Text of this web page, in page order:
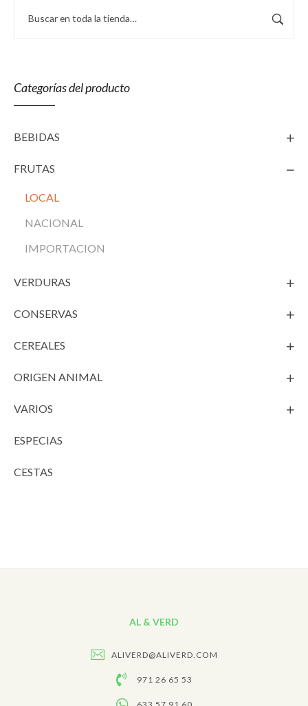
Categorías del producto
BEBIDAS
FRUTAS
LOCAL
NACIONAL
IMPORTACION
VERDURAS
CONSERVAS
CEREALES
ORIGEN ANIMAL
VARIOS
ESPECIAS
CESTAS
AL & VERD
ALIVERD@ALIVERD.COM
971 26 65 53